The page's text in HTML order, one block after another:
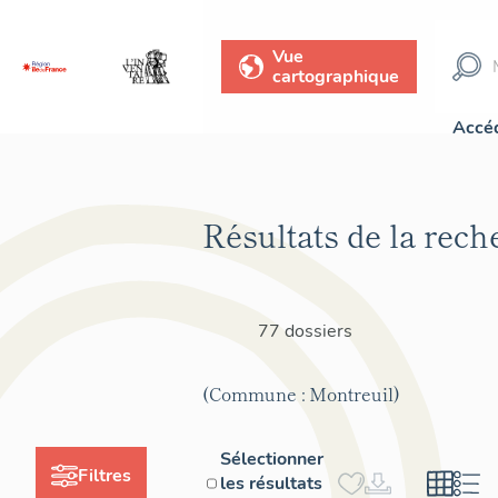
Vue
cartographique
Filtres
Résultats de la
77 dossiers
(Commune : Montreuil)
Sélectionner
les résultats